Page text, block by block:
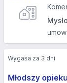
Młodszy
Wygasa za 3 dni